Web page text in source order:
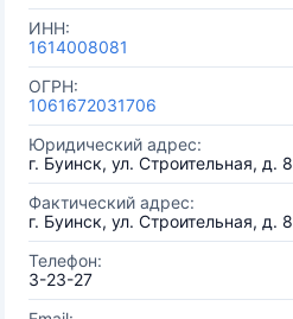
ИНН:
1614008081
ОГРН:
1061672031706
Юридический адрес:
г. Буинск, ул. Строительная, д. 8
Фактический адрес:
г. Буинск, ул. Строительная, д. 8
Телефон:
3-23-27